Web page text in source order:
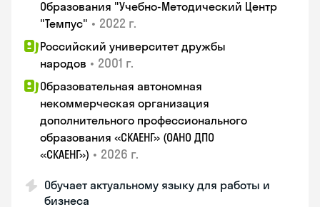
Образования "Учебно-Методический Центр
"Темпус" • 2022 г.
Российский университет дружбы
народов • 2001 г.
Образовательная автономная
некоммерческая организация
дополнительного профессионального
образования «СКАЕНГ» (ОАНО ДПО
«СКАЕНГ») • 2026 г.
Обучает актуальному языку для работы и
бизнеса